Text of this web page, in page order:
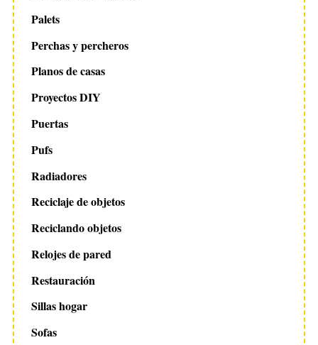
Palets
Perchas y percheros
Planos de casas
Proyectos DIY
Puertas
Pufs
Radiadores
Reciclaje de objetos
Reciclando objetos
Relojes de pared
Restauración
Sillas hogar
Sofas